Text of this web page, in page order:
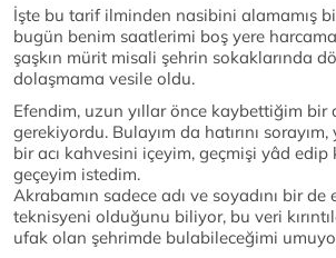
İşte bu tarif ilminden nasibini alamamış
bugün benim saatlerimi boş yere
şaşkın mürit misali şehrin sokaklarında
dolaşmama vesile oldu.
Efendim, uzun yıllar önce kaybettiğim bir
gerekiyordu. Bulayım da hatırını
bir acı kahvesini içeyim, geçmişi yâd edip
geçeyim istedim.
Akrabamın sadece adı ve soyadını bir
teknisyeni olduğunu biliyor, bu veri
ufak olan şehrimde bulabileceğimi